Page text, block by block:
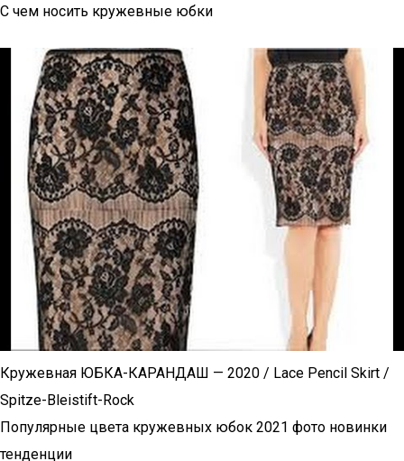
С чем носить кружевные юбки
Кружевная ЮБКА-КАРАНДАШ — 2020 / Lace Pencil Skirt /
Spitze-Bleistift-Rock
Популярные цвета кружевных юбок 2021 фото новинки
тенденции